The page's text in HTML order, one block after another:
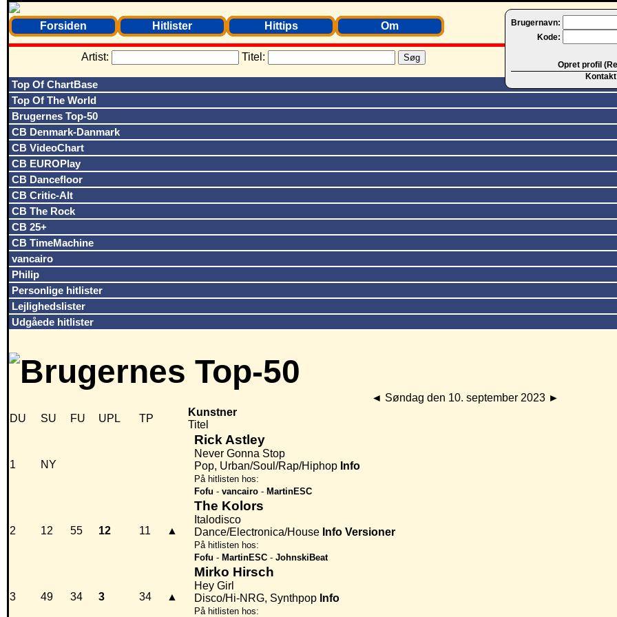
Brugernavn:
Kode:
Opret profil
Kontakt
Forsiden Hitlister Hittips Om
Artist: Titel:
Top Of ChartBase
Top Of The World
Brugernes Top-50
CB Denmark-Danmark
CB VideoChart
CB EUROPlay
CB Dancefloor
CB Critic-Alt
CB The Rock
CB 25+
CB TimeMachine
vancairo
Philip
Personlige hitlister
Lejlighedslister
Udgåede hitlister
◄ Søndag den 10. september 2023 ►
DU
SU FU UPL TP
Kunstner
Titel
1 NY
Rick Astley
Never Gonna Stop
Pop, Urban/Soul/Rap/Hiphop Info
På hitlisten hos:
Fofu - vancairo - MartinESC
2 12 55 12 11 ▲
The Kolors
Italodisco
Dance/Electronica/House Info Versioner
På hitlisten hos:
Fofu - MartinESC - JohnskiBeat
3 49 34 3 34 ▲
Mirko Hirsch
Hey Girl
Disco/Hi-NRG, Synthpop Info
På hitlisten hos: